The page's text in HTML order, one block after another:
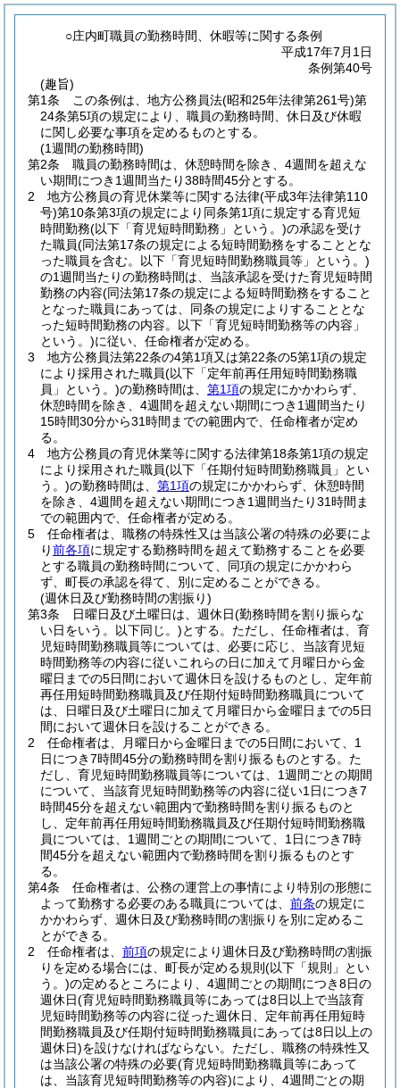
○庄内町職員の勤務時間、休暇等に関する条例
平成17年7月1日
条例第40号
(趣旨)
第1条
この条例は、地方公務員法(昭和25年法律第261号)第
24条第5項の規定により、職員の勤務時間、休日及び休暇
に関し必要な事項を定めるものとする。
(1週間の勤務時間)
第2条
職員の勤務時間は、休憩時間を除き、4週間を超えな
い期間につき1週間当たり38時間45分とする。
2
地方公務員の育児休業等に関する法律(平成3年法律第110
号)第10条第3項の規定により同条第1項に規定する育児短
時間勤務(以下「育児短時間勤務」という。)の承認を受け
た職員(同法第17条の規定による短時間勤務をすることとな
った職員を含む。以下「育児短時間勤務職員等」という。)
の1週間当たりの勤務時間は、当該承認を受けた育児短時間
勤務の内容(同法第17条の規定による短時間勤務をすること
となった職員にあっては、同条の規定によりすることとな
った短時間勤務の内容。以下「育児短時間勤務等の内容」
という。)に従い、任命権者が定める。
3
地方公務員法第22条の4第1項又は第22条の5第1項の規定
により採用された職員(以下「定年前再任用短時間勤務職
員」という。)の勤務時間は、 第1項の規定にかかわらず、
休憩時間を除き、4週間を超えない期間につき1週間当たり
15時間30分から31時間までの範囲内で、任命権者が定め
る。
4
地方公務員の育児休業等に関する法律第18条第1項の規定
により採用された職員(以下「任期付短時間勤務職員」とい
う。)の勤務時間は、 第1項の規定にかかわらず、休憩時間
を除き、4週間を超えない期間につき1週間当たり31時間ま
での範囲内で、任命権者が定める。
5
任命権者は、職務の特殊性又は当該公署の特殊の必要によ
り前各項に規定する勤務時間を超えて勤務することを必要
とする職員の勤務時間について、同項の規定にかかわら
ず、町長の承認を得て、別に定めることができる。
(週休日及び勤務時間の割振り)
第3条
日曜日及び土曜日は、週休日(勤務時間を割り振らな
い日をいう。以下同じ。)とする。 ただし、任命権者は、育
児短時間勤務職員等については、必要に応じ、当該育児短
時間勤務等の内容に従いこれらの日に加えて月曜日から金
曜日までの5日間において週休日を設けるものとし、定年前
再任用短時間勤務職員及び任期付短時間勤務職員について
は、日曜日及び土曜日に加えて月曜日から金曜日までの5日
間において週休日を設けることができる。
2
任命権者は、月曜日から金曜日までの5日間において、1
日につき7時間45分の勤務時間を割り振るものとする。 た
だし、育児短時間勤務職員等については、1週間ごとの期間
について、当該育児短時間勤務等の内容に従い1日につき7
時間45分を超えない範囲内で勤務時間を割り振るものと
し、定年前再任用短時間勤務職員及び任期付短時間勤務職
員については、1週間ごとの期間について、1日につき7時
間45分を超えない範囲内で勤務時間を割り振るものとす
る。
第4条
任命権者は、公務の運営上の事情により特別の形態に
よって勤務する必要のある職員については、 前条の規定に
かかわらず、週休日及び勤務時間の割振りを別に定めるこ
とができる。
2
任命権者は、 前項の規定により週休日及び勤務時間の割振
りを定める場合には、町長が定める規則 (以下「規則」とい
う。)の定めるところにより、4週間ごとの期間につき8日の
週休日(育児短時間勤務職員等にあっては8日以上で当該育
児短時間勤務等の内容に従った週休日、定年前再任用短時
間勤務職員及び任期付短時間勤務職員にあっては8日以上の
週休日)を設けなければならない。 ただし、職務の特殊性又
は当該公署の特殊の必要(育児短時間勤務職員等にあって
は、当該育児短時間勤務等の内容)により、4週間ごとの期